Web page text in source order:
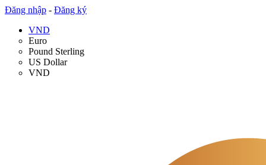
Đăng nhập - Đăng ký
VND
Euro
Pound Sterling
US Dollar
VND